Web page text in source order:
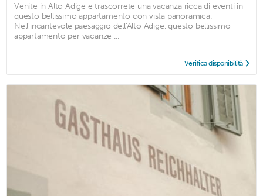
Venite in Alto Adige e trascorrete una vacanza ricca di eventi in
questo bellissimo appartamento con vista panoramica.
Nell'incantevole paesaggio dell'Alto Adige, questo bellissimo
appartamento per vacanze ...
Verifica disponibilità